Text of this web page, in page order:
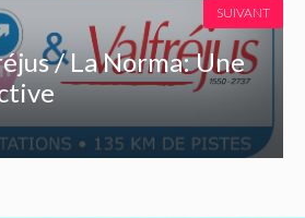
/ La Norma: Une
SUIVANT